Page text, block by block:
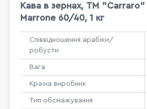
Кава в зернах, ТМ "Carraro"
Marrone 60/40, 1 кг
Співвідношення арабіки/
робусти
Вага
Країна виробник
Тип обсмажування